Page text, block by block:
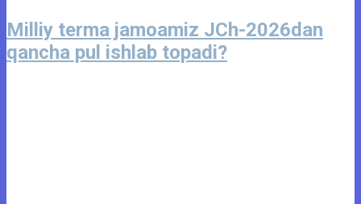
Milliy terma jamoamiz JCh-2026dan
qancha pul ishlab topadi?